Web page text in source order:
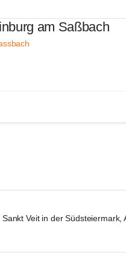
am Saßbach
Veit in der Südsteiermark,